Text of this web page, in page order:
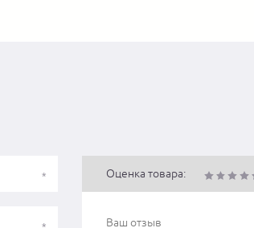
Оценка товара: